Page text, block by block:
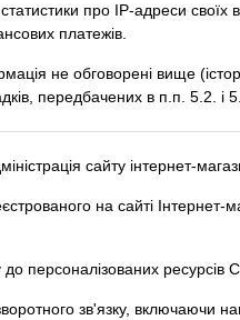
про IP-адреси
платежів.
не обговорені вище
передбачених в п.п. 5.2. і
сайту інтернет-
на сайті
персоналізованих ресурсів
зв'язку, включаючи